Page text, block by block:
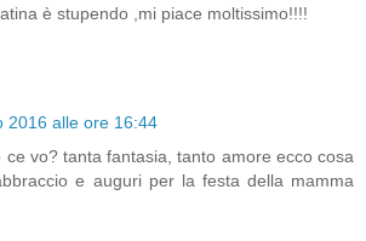
è stupendo ,mi piace moltissimo!!!!
2016 alle ore 16:44
ce vo? tanta fantasia, tanto amore ecco cosa
e auguri per la festa della mamma